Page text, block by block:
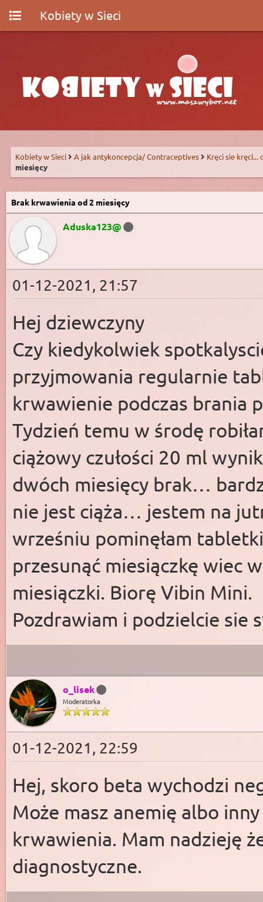
Kobiety w Sieci
Kobiety w Sieci A jak antykoncepcja/ Contraceptives
Kręci sie kręci...
miesięcy
Brak krwawienia od 2 miesięcy
Aduska123@
01-12-2021, 21:57
Hej dziewczyny
Czy kiedykolwiek
przyjmowania regularnie
krwawienie podczas brania
Tydzień temu w środę
ciążowy czułości 20 ml
dwóch miesięcy brak…
nie jest ciąża… jestem na
wrześniu pominęłam
przesunąć miesiączkę wiec
miesiączki. Biorę Vibin Mini.
Pozdrawiam i podzielcie sie
o_lisek
Moderatorka
01-12-2021, 22:59
Hej, skoro beta wychodzi
Może masz anemię albo
krwawienia. Mam nadzieję
diagnostyczne.